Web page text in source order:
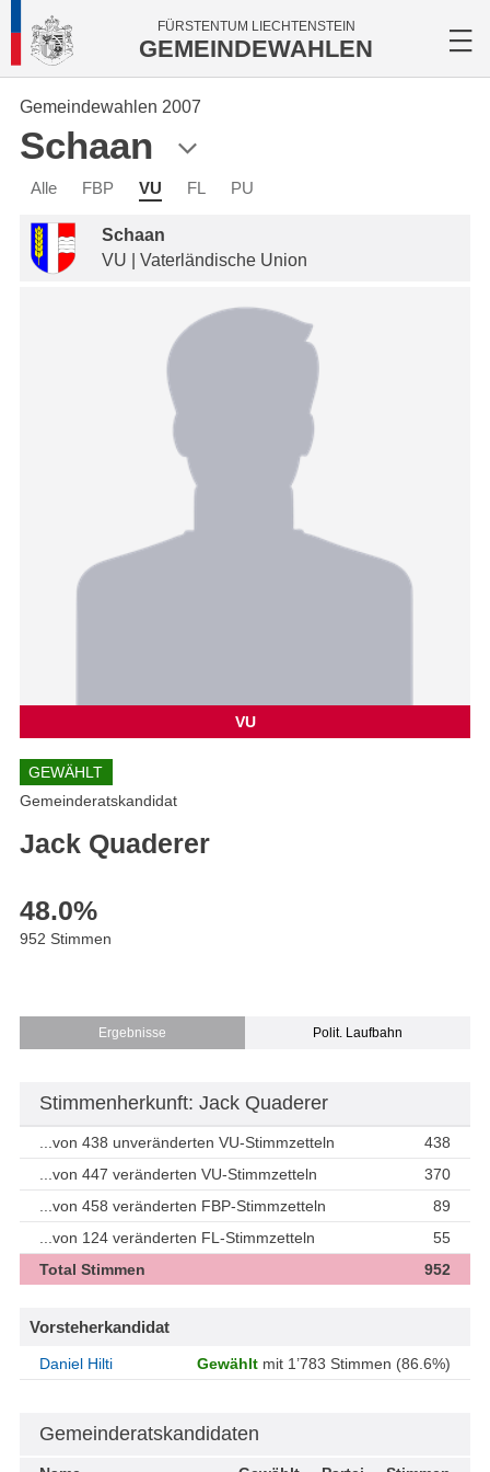
FÜRSTENTUM LIECHTENSTEIN
GEMEINDEWAHLEN
Gemeindewahlen 2007
Schaan
Alle FBP VU FL PU
Schaan
VU | Vaterländische Union
VU
GEWÄHLT
Gemeinderatskandidat
Jack Quaderer
48.0%
952 Stimmen
Ergebnisse Polit. Laufbahn
Stimmenherkunft: Jack Quaderer
...von 438 unveränderten VU-Stimmzetteln
438
...von 447 veränderten VU-Stimmzetteln
370
...von 458 veränderten FBP-Stimmzetteln
89
...von 124 veränderten FL-Stimmzetteln
55
Total Stimmen
952
Vorsteherkandidat
Daniel Hilti Gewählt mit 1’783 Stimmen (86.6%)
Gemeinderatskandidaten